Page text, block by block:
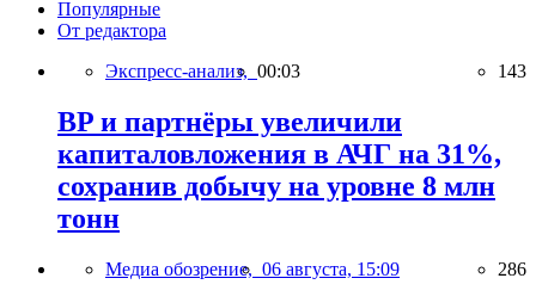
Популярные
От редактора
Экспресс-анализ, 00:03 143
BP и партнёры увеличили
капиталовложения в АЧГ на 31%,
сохранив добычу на уровне 8 млн
тонн
Медиа обозрение, 06 августа, 15:09 286